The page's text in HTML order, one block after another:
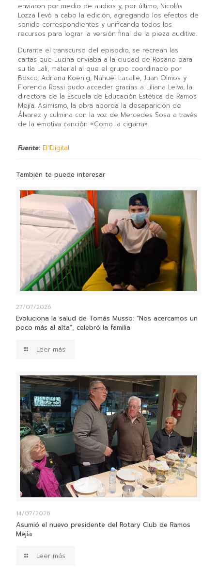
enviaron por medio de audios y, por último, Nicolás
Lozza llevó a cabo la edición, agregando los efectos de
sonido correspondientes y unificando todos los
recursos para lograr la versión final de la pieza auditiva.
Durante el transcurso del episodio, se recrean las
cartas que Lucina enviaba a la ciudad de Rosario para
su tía Lali, material al que el grupo coordinado por
Bosco, Adriana Koenig, Nahuel Lacalle, Juan Olmos y
Florencia Rossi pudo acceder gracias a Liliana Leiva, la
directora de la Escuela de Educación Estética de Ramos
Mejía. Asimismo, la obra aborda la desaparición de
Álvarez y culmina con la voz de Mercedes Sosa a través
de la emotiva canción «Como la cigarra».
Fuente: El1Digital
También te puede interesar
27/07/2026
Evoluciona la salud de Tomás Musso: “Nos acercamos un
poco más al alta”, celebró la familia
Leer más
14/07/2026
Asumió el nuevo presidente del Rotary Club de Ramos
Mejía
Leer más